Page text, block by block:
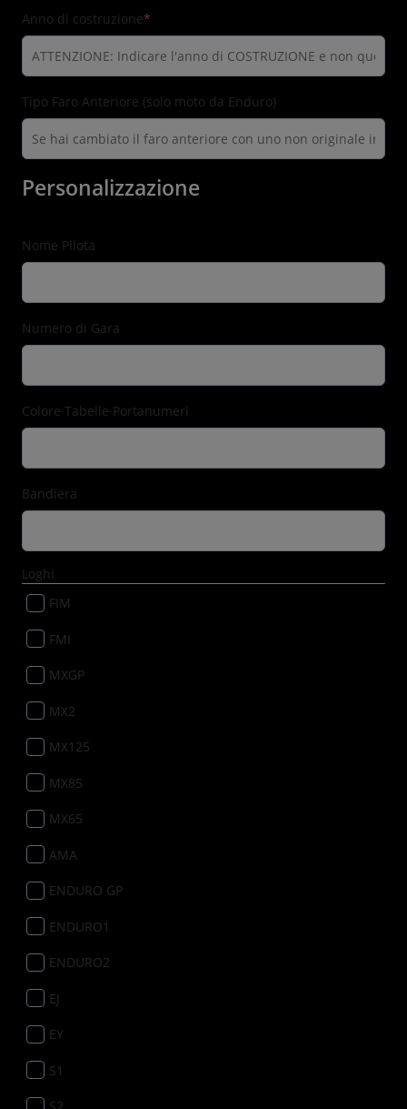
Anno di costruzione*
Tipo Faro Anteriore (solo moto da Enduro)
Personalizzazione
Nome Pilota
Numero di Gara
Colore Tabelle Portanumeri
Bandiera
Loghi
FIM
FMI
MXGP
MX2
MX125
MX85
MX65
AMA
ENDURO GP
ENDURO1
ENDURO2
EJ
EY
S1